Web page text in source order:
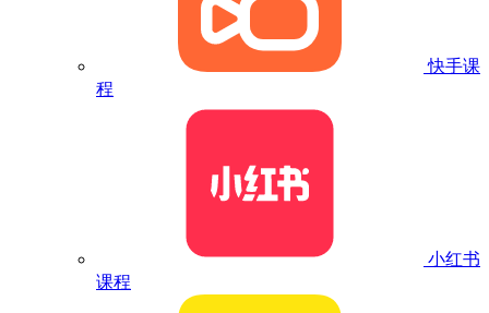
快手课
程
小红书
课程